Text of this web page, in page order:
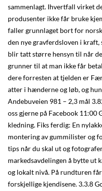
sammenlagt. Ihvertfall virket
produsenter ikke får bruke
faller grunnlaget bort for
den nye gravferdsloven i
blir tatt større hensyn til når
grunner til at man ikke får
dere forresten at tjelden er
atter i hænderne og løb, og
Andebuveien 981 – 2,3 mål
oss gjerne på Facebook 11:00
kledning. Fiks ferdig: En
montering av gummilister og
tips når du skal ut og
markedsavdelingen å bytte ut
og lokalt nivå. På rundturen
forskjellige kjendisene. 3.3.8